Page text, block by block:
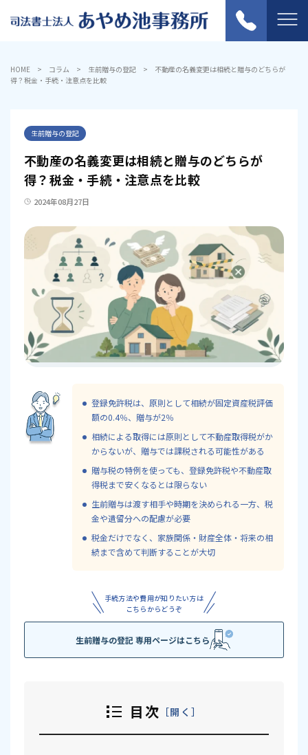
HOME コラム 生前贈与の登記
不動産の名義変更は相続と贈与のどちらが
得？税金・手続・注意点を比較
生前贈与の登記
不動産の名義変更は相続と贈与のどちらが
得？税金・手続・注意点を比較
2024年08月27日
登録免許税は、原則として相続が固定資産税評価
額の0.4％、贈与が2％
相続による取得には原則として不動産取得税がか
からないが、贈与では課税される可能性がある
贈与税の特例を使っても、登録免許税や不動産取
得税まで安くなるとは限らない
生前贈与は渡す相手や時期を決められる一方、税
金や遺留分への配慮が必要
税金だけでなく、家族関係・財産全体・将来の相
続まで含めて判断することが大切
手続方法や費用が知りたい方は
こちらからどうぞ
生前贈与の登記 専用ページはこちら
目次 開く